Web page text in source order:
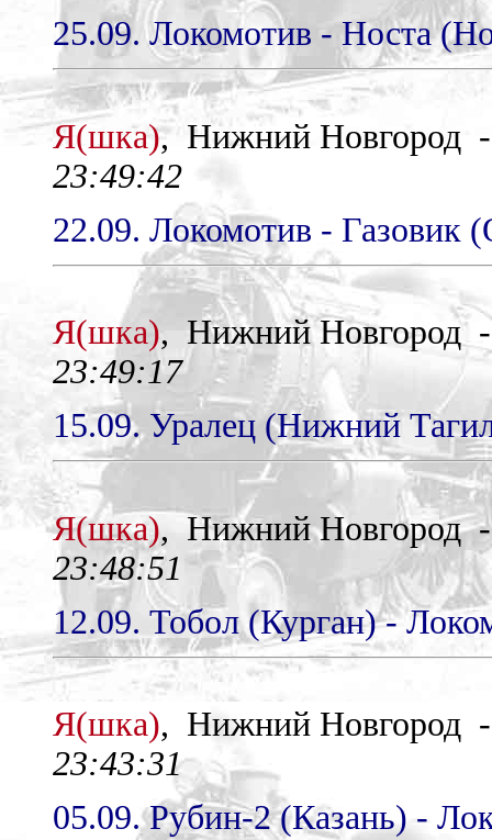
25.09. Локомотив - Носта
Я(шка), Нижний Новгород
23:49:42
22.09. Локомотив - Газовик
Я(шка), Нижний Новгород
23:49:17
15.09. Уралец (Нижний
Я(шка), Нижний Новгород
23:48:51
12.09. Тобол (Курган) -
Я(шка), Нижний Новгород
23:43:31
05.09. Рубин-2 (Казань) -